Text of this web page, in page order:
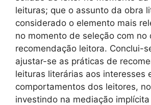
leituras; que o assunto da obra
considerado o elemento mais
no momento de seleção com no
recomendação leitora. Conclui-
ajustar-se as práticas de
leituras literárias aos interesses
comportamentos dos leitores,
investindo na mediação